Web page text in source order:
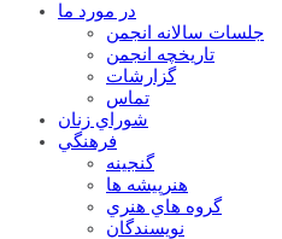
در مورد ما
جلسات سالانه انجمن
تاریخچه انجمن
گزارشات
تماس
شوراي زنان
فرهنگي
گنجينه
هنرپيشه ها
گروه هاي هنري
نويسندگان